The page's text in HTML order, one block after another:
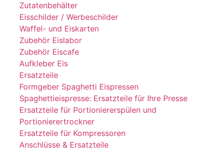
Zutatenbehälter
Eisschilder / Werbeschilder
Waffel- und Eiskarten
Zubehör Eislabor
Zubehör Eiscafe
Aufkleber Eis
Ersatzteile
Formgeber Spaghetti Eispressen
Spaghettieispresse: Ersatzteile für Ihre Presse
Ersatzteile für Portioniererspülen und
Portionierertrockner
Ersatzteile für Kompressoren
Anschlüsse & Ersatzteile